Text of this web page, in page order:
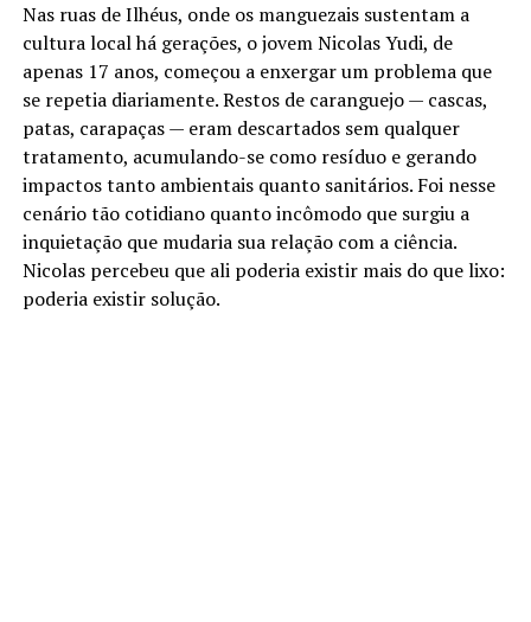
Nas ruas de Ilhéus, onde os manguezais sustentam a
cultura local há gerações, o jovem Nicolas Yudi, de
apenas 17 anos, começou a enxergar um problema que
se repetia diariamente. Restos de caranguejo — cascas,
patas, carapaças — eram descartados sem qualquer
tratamento, acumulando-se como resíduo e gerando
impactos tanto ambientais quanto sanitários. Foi nesse
cenário tão cotidiano quanto incômodo que surgiu a
inquietação que mudaria sua relação com a ciência.
Nicolas percebeu que ali poderia existir mais do que lixo:
poderia existir solução.